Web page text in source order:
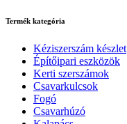
Termék kategória
Kéziszerszám készlet
Építőipari eszközök
Kerti szerszámok
Csavarkulcsok
Fogó
Csavarhúzó